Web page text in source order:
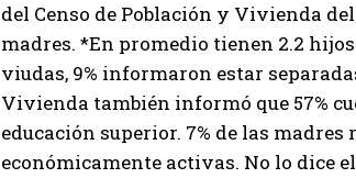
del Censo de Población y Vivienda
madres. *En promedio tienen 2.2
viudas, 9% informaron estar
Vivienda también informó que 57%
educación superior. 7% de las
económicamente activas. No lo dice